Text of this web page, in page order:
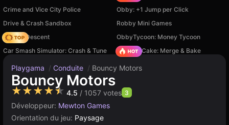
Crime and Vice City Police
Obby: +1 Jump per Click
Drive & Crash Sandbox
Robby Mini Games
Deadly Descent
ObbyTycoon: Money Tycoon
Car Smash Simulator: Crash & Tune
Piece of Cake: Merge & Bake
Playgama / Conduite / Bouncy Motors
Bouncy Motors
★★★★★ 4.5 / 1057 votes 3
Développeur: Mewton Games
Orientation du jeu: Paysage